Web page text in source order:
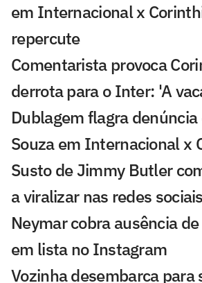
em Internacional x
repercute
Comentarista provoca
derrota para o Inter: 'A
Dublagem flagra denúncia
Souza em Internacional x
Susto de Jimmy Butler
a viralizar nas redes sociais
Neymar cobra ausência
em lista no Instagram
Vozinha desembarca para